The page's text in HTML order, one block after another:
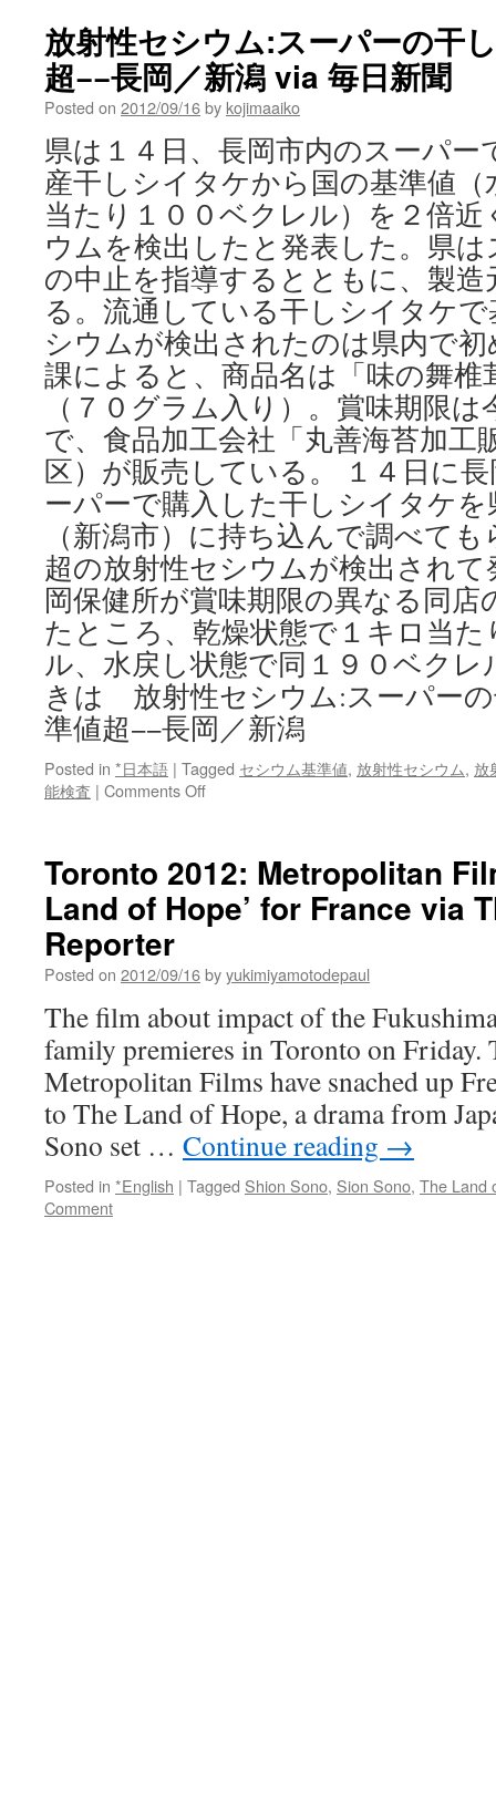
pictures
via
Reuters
放射性セシウム:スーパーの干
超−−長岡／新潟 via 毎日新聞
Posted on 2012/09/16by kojimaaiko
県は１４日、長岡市内のスーパー
産干しシイタケから国の基準値
当たり１００ベクレル）を２倍
ウムを検出したと発表した。県
の中止を指導するとともに、製
る。流通している干しシイタケ
シウムが検出されたのは県内で
課によると、商品名は「味の舞椎
（７０グラム入り）。賞味期限
で、食品加工会社「丸善海苔加工
区）が販売している。 １４日に
ーパーで購入した干しシイタケ
（新潟市）に持ち込んで調べて
超の放射性セシウムが検出されて
岡保健所が賞味期限の異なる同店
たところ、乾燥状態で１キロ当
ル、水戻し状態で同１９０ベクレ
きは 放射性セシウム:スーパー
準値超−−長岡／新潟
Posted in *日本語 | Tagged セシウム基準値, 放射性セシウム, 放
能検査 | Comments Offon
シ
ウ
ス
ー
パ
ー
の
干
し
シ
イ
タ
ケ、
Toronto 2012: Metropolitan
Land of Hope’ for France via
Reporter
Posted on 2012/09/16byyukimiyamotodepaul
The film about impact of the
family premieres in Toronto on
Metropolitan Films have snached up
to The Land of Hope, a drama from
Sono set … Continue reading →
Posted in *English | Tagged Shion Sono, Sion Sono, The Land
Comment